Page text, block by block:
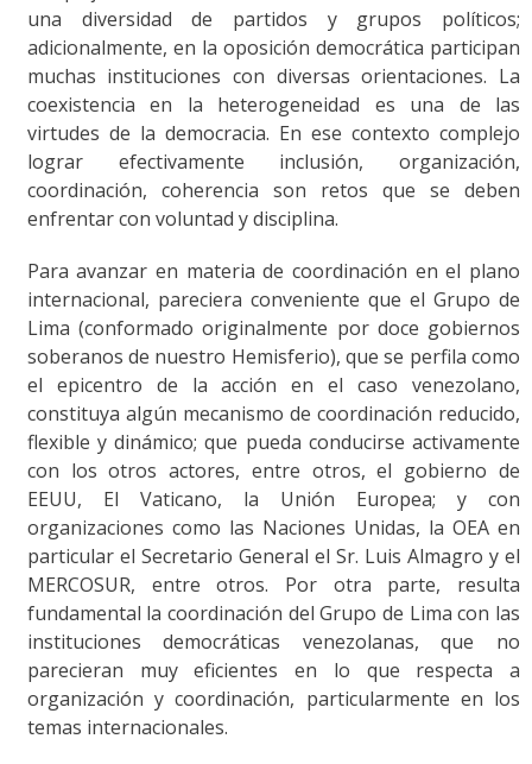
una diversidad de partidos y grupos políticos;
adicionalmente, en la oposición democrática participan
muchas instituciones con diversas orientaciones. La
coexistencia en la heterogeneidad es una de las
virtudes de la democracia. En ese contexto complejo
lograr efectivamente inclusión, organización,
coordinación, coherencia son retos que se deben
enfrentar con voluntad y disciplina.
Para avanzar en materia de coordinación en el plano
internacional, pareciera conveniente que el Grupo de
Lima (conformado originalmente por doce gobiernos
soberanos de nuestro Hemisferio), que se perfila como
el epicentro de la acción en el caso venezolano,
constituya algún mecanismo de coordinación reducido,
flexible y dinámico; que pueda conducirse activamente
con los otros actores, entre otros, el gobierno de
EEUU, El Vaticano, la Unión Europea; y con
organizaciones como las Naciones Unidas, la OEA en
particular el Secretario General el Sr. Luis Almagro y el
MERCOSUR, entre otros. Por otra parte, resulta
fundamental la coordinación del Grupo de Lima con las
instituciones democráticas venezolanas, que no
parecieran muy eficientes en lo que respecta a
organización y coordinación, particularmente en los
temas internacionales.